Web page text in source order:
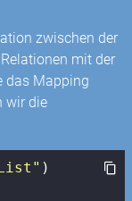
zwischen der
mit der
das Mapping
wir die